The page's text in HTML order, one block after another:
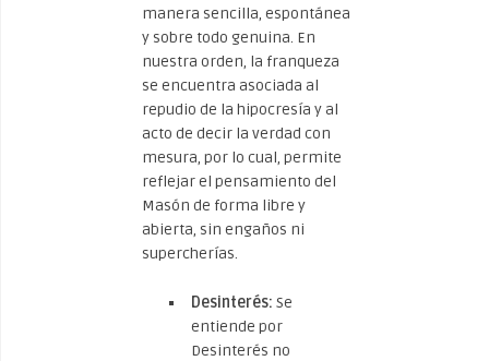
manera sencilla, espontánea
y sobre todo genuina. En
nuestra orden, la franqueza
se encuentra asociada al
repudio de la hipocresía y al
acto de decir la verdad con
mesura, por lo cual, permite
reflejar el pensamiento del
Masón de forma libre y
abierta, sin engaños ni
supercherías.
Desinterés: Se
entiende por
Desinterés no